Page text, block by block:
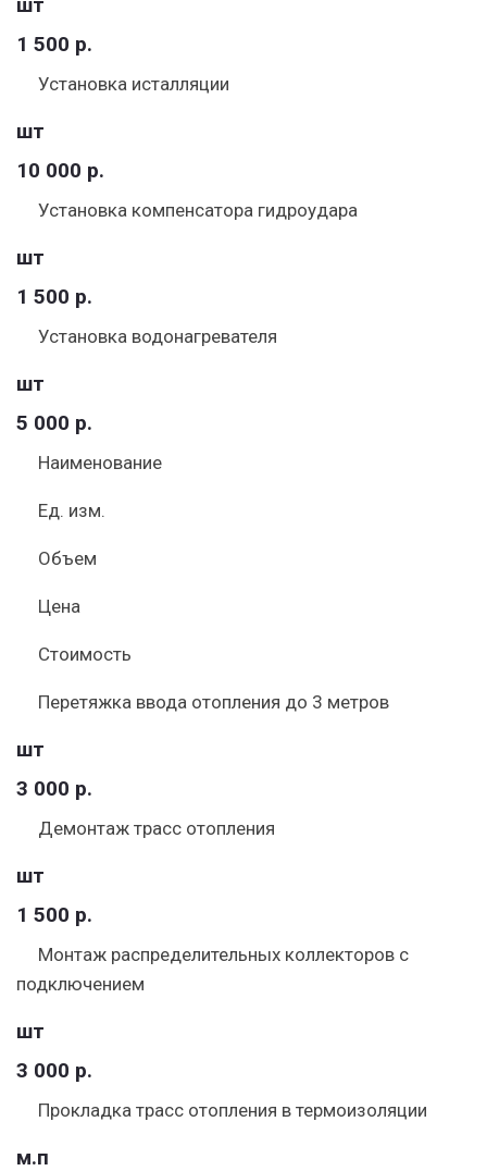
1 500 р.
Установка исталляции
шт
10 000 р.
Установка компенсатора гидроудара
шт
1 500 р.
Установка водонагревателя
шт
5 000 р.
Наименование
Ед. изм.
Объем
Цена
Стоимость
Перетяжка ввода отопления до 3 метров
шт
3 000 р.
Демонтаж трасс отопления
шт
1 500 р.
Монтаж распределительных коллекторов с
подключением
шт
3 000 р.
Прокладка трасс отопления в термоизоляции
м.п